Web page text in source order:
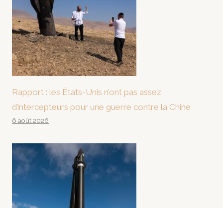
Rapport : les États-Unis n’ont pas assez
d’intercepteurs pour une guerre contre la Chine
6 août 2026